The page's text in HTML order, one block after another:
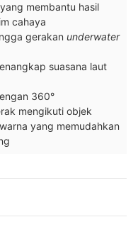
membantu hasil
cahaya
gerakan underwater
suasana laut
360°
mengikuti objek
yang memudahkan